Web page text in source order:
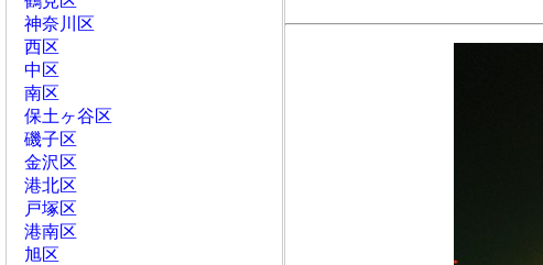
神奈川区
西区
中区
南区
保土ヶ谷区
磯子区
金沢区
港北区
戸塚区
港南区
旭区